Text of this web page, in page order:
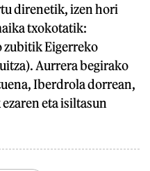
direnetik, izen hori
txokotatik:
zubitik Eigerreko
Aurrera begirako
Iberdrola dorrean,
eta isiltasun